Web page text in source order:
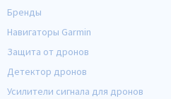
Бренды
Навигаторы Garmin
Защита от дронов
Детектор дронов
Усилители сигнала для дронов